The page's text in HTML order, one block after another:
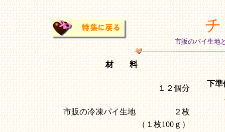
市販のパイ生地
材 料
１２個分
市販の冷凍パイ生地
２枚
（１枚100ｇ）
下準